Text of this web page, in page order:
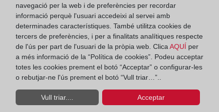
Adreça:
Horario:
navegació per la web i de preferències per recordar
informació perquè l'usuari accedeixi al servei amb
determinades característiques. També utilitza cookies de
tercers de preferències, i per a finalitats analítiques respecte
de l'ús per part de l'usuari de la pròpia web. ClicaAQUÍ per
a més informació de la “Política de cookies”. Podeu acceptar
totes les cookies prement el botó “Acceptar” o configurar-les
o rebutjar-ne l'ús prement el botó “Vull triar…”..
Vull triar.... Acceptar